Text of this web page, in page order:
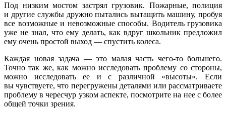
Под низким мостом застрял грузовик. Пожарные, полиция
и другие службы дружно пытались вытащить машину, пробуя
все возможные и невозможные способы. Водитель грузовика
уже не знал, что ему делать, как вдруг школьник предложил
ему очень простой выход — спустить колеса.
Каждая новая задача — это малая часть чего-то большего.
Точно так же, как можно исследовать проблему со стороны,
можно исследовать ее и с различной «высоты». Если
вы чувствуете, что перегружены деталями или рассматриваете
проблему в чересчур узком аспекте, посмотрите на нее с более
общей точки зрения.